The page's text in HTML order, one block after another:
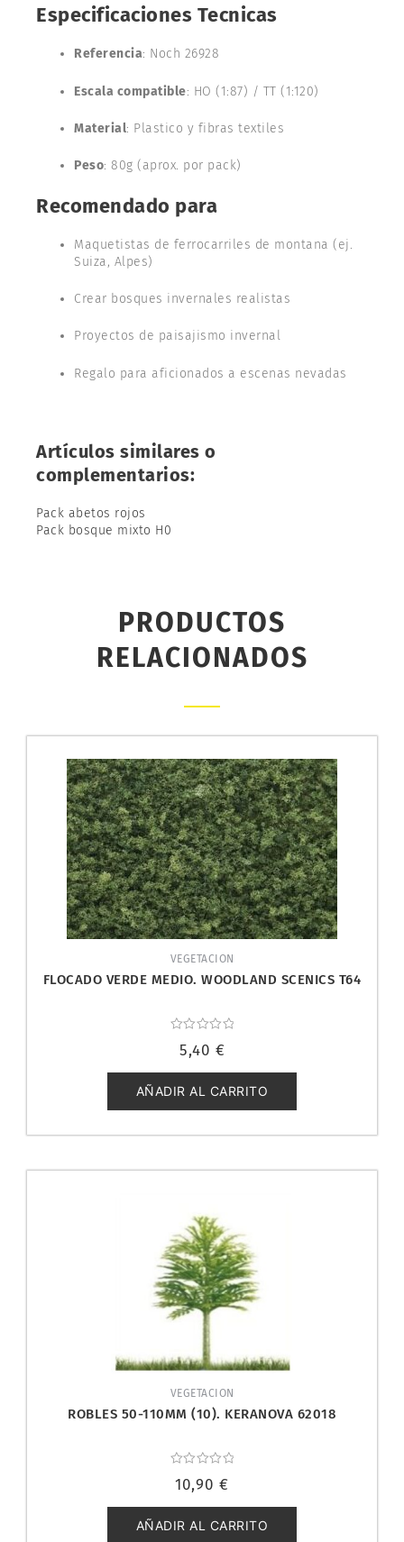
Especificaciones Tecnicas
Referencia: Noch 26928
Escala compatible: HO (1:87) / TT (1:120)
Material: Plastico y fibras textiles
Peso: 80g (aprox. por pack)
Recomendado para
Maquetistas de ferrocarriles de montana (ej.
Suiza, Alpes)
Crear bosques invernales realistas
Proyectos de paisajismo invernal
Regalo para aficionados a escenas nevadas
Artículos similares o
complementarios:
Pack abetos rojos
Pack bosque mixto H0
PRODUCTOS
RELACIONADOS
VEGETACION
FLOCADO VERDE MEDIO. WOODLAND SCENICS T64
con
de
5
5,40 €
AÑADIR AL CARRITO
VEGETACION
ROBLES 50-110MM (10). KERANOVA 62018
con
de
5
10,90 €
AÑADIR AL CARRITO